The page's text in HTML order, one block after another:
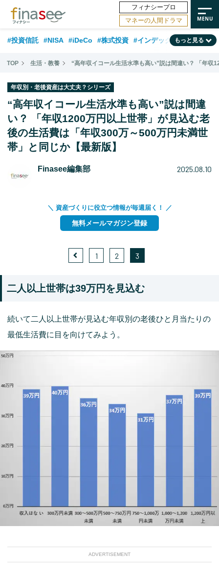
フィナシープロ
マネーの人間ドラマ
#投資信託 #NISA #iDeCo #株式投資 #インデックスファンド
#相談事例 #相続・贈与 #FP #新NISA #ランキング #日本株
#フィナンシャル・ウェルビーイング #老後 #金融用語解説
#データ・調査 #資産運用業界 #海外事情 #国内株式型 #60代
もっと見る
TOP 生活・教養 “高年収イコール生活水準も高い”説は間違い？ 「年
年収別・老後資産は大丈夫？シリーズ
“高年収イコール生活水準も高い”説は間違
い？ 「年収1200万円以上世帯」が見込む老
後の生活費は「年収300万～500万円未満世
帯」と同じか【最新版】
Finasee編集部 2025.08.10
＼ 資産づくりに役立つ情報が毎週届く！ ／
無料メールマガジン登録
1 2 3
二人以上世帯は39万円を見込む
続いて二人以上世帯が見込む年収別の老後ひと月当たりの
最低生活費に目を向けてみよう。
ADVERTISEMENT